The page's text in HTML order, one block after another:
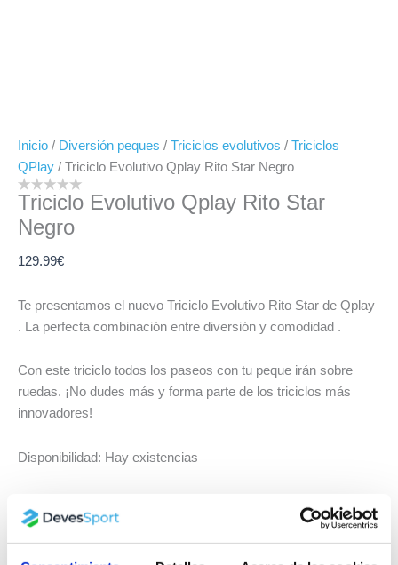
Inicio / Diversión peques / Triciclos evolutivos / Triciclos
QPlay / Triciclo Evolutivo Qplay Rito Star Negro
Triciclo Evolutivo Qplay Rito Star
Negro
129.99€
Te presentamos el nuevo Triciclo Evolutivo Rito Star de Qplay
. La perfecta combinación entre diversión y comodidad .
Con este triciclo todos los paseos con tu peque irán sobre
ruedas. ¡No dudes más y forma parte de los triciclos más
innovadores!
Disponibilidad: Hay existencias
- +